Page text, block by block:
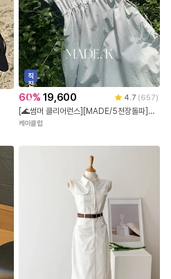
직
진
배
송
60% 19,600 4.7 (657)
[🌊썸머 클리어런스][MADE/5천장돌파]브닌 스트링 롱 원피스 (S-M/바캉스룩/데일리룩/휴양지룩/여름원피스/반팔원피스/라운드넥원피스)
케이클럽